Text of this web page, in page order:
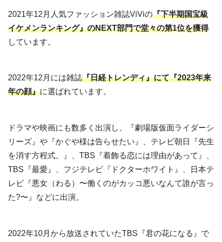
2021年12月人気ファッション雑誌ViViの『下半期国宝級
イケメンランキング』のNEXT部門で堂々の第1位を獲得
しています。
2022年12月には雑誌『日経トレンディ』にて『2023年来
年の顔』に選ばれています。
ドラマや映画にも数多く出演し、『劇場版仮面ライダーシ
リーズ』や『かぐや様は告らせたい』、テレビ朝日『先生
を消す方程式。』、TBS『着飾る恋には理由があって』、
TBS『最愛』、フジテレビ『ドクターホワイト』、日本テ
レビ『悪女（わる）〜働くのがカッコ悪いなんて誰が言っ
た?〜』などに出演。
2022年10月から放送されていたTBS『君の花になる』で